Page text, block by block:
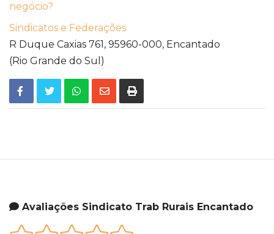
negócio?
Sindicatos e Federações
R Duque Caxias 761, 95960-000, Encantado
(Rio Grande do Sul)
Avaliações Sindicato Trab Rurais Encantado